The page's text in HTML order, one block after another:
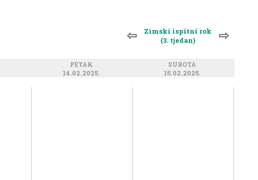
⇦
Zimski ispitni rok
(3. tjedan)
⇨
PETAK
14.02.2025.
SUBOTA
15.02.2025.